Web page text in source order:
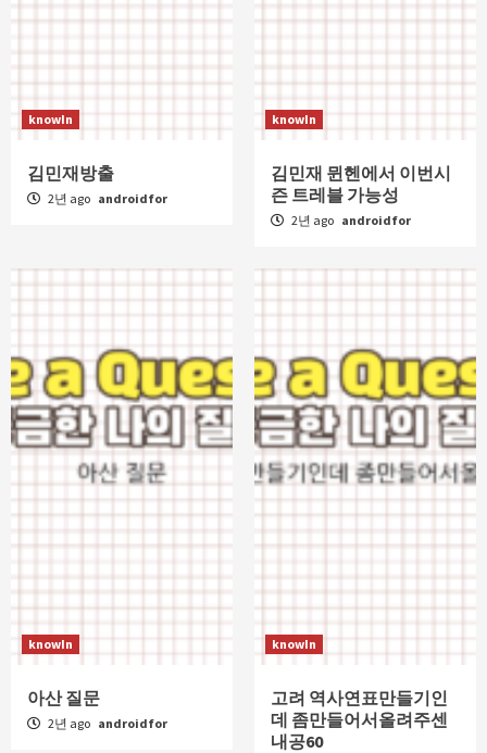
knowIn
김민재방출
2년 ago androidfor
knowIn
김민재 뮌헨에서 이번시
즌 트레블 가능성
2년 ago androidfor
knowIn
아산 질문
2년 ago androidfor
knowIn
고려 역사연표만들기인
데 좀만들어서올려주센
내공60